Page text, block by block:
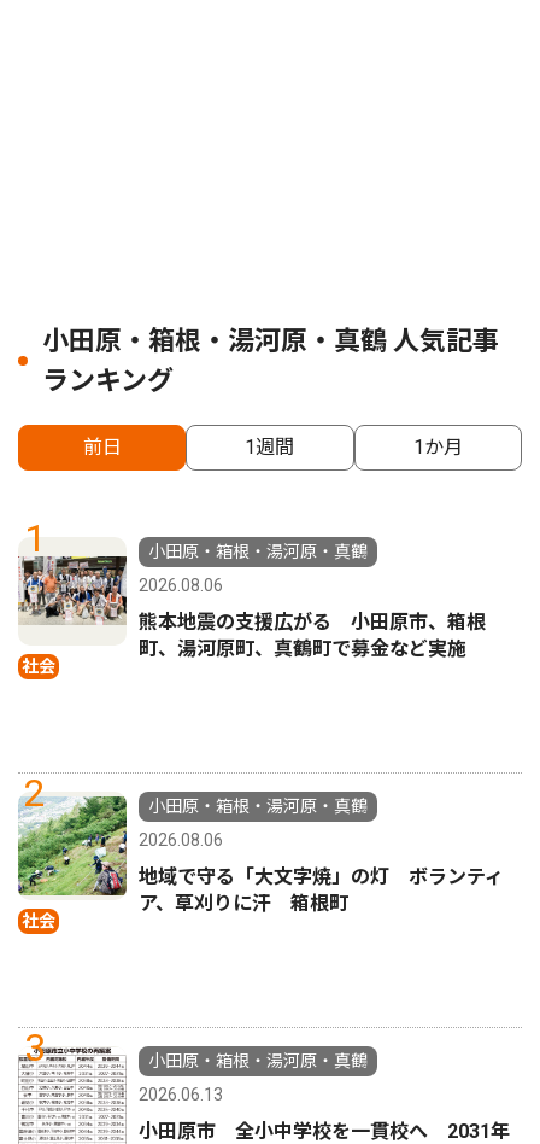
小田原・箱根・湯河原・真鶴 人気記事
ランキング
前日 1週間 1か月
1
社会
小田原・箱根・湯河原・真鶴
2026.08.06
熊本地震の支援広がる 小田原市、箱根
町、湯河原町、真鶴町で募金など実施
2
社会
小田原・箱根・湯河原・真鶴
2026.08.06
地域で守る「大文字焼」の灯 ボランティ
ア、草刈りに汗 箱根町
3
小田原・箱根・湯河原・真鶴
2026.06.13
小田原市 全小中学校を一貫校へ 2031年